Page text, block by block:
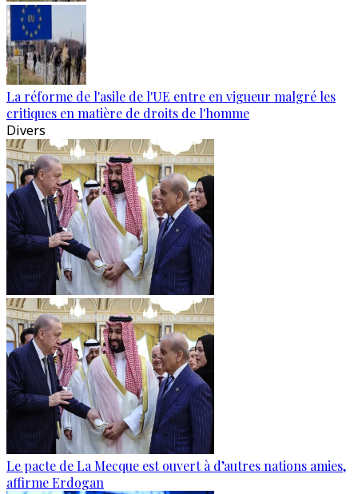
La réforme de l'asile de l'UE entre en vigueur malgré les
critiques en matière de droits de l'homme
Divers
Le pacte de La Mecque est ouvert à d’autres nations amies,
affirme Erdogan